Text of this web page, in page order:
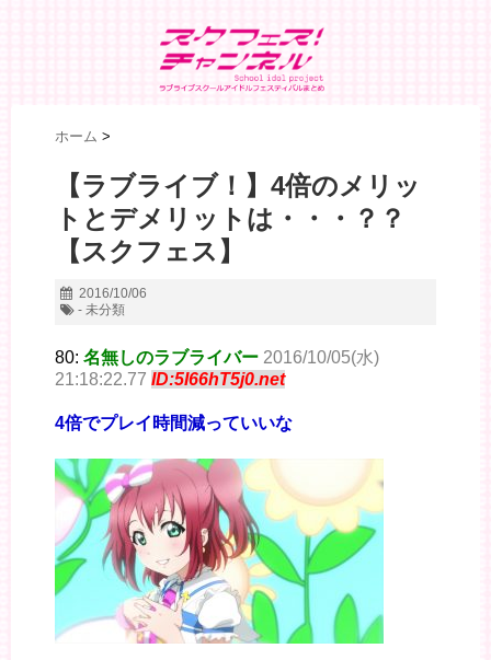
ホーム >
【ラブライブ！】4倍のメリッ
トとデメリットは・・・？？
【スクフェス】
2016/10/06
- 未分類
80: 名無しのラブライバー 2016/10/05(水)
21:18:22.77 ID:5I66hT5j0.net
4倍でプレイ時間減っていいな